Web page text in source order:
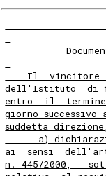
Il  vincitore
dell'Istituto  di
entro  il
giorno
suddetta
a)
ai  sensi
n. 445/2000,